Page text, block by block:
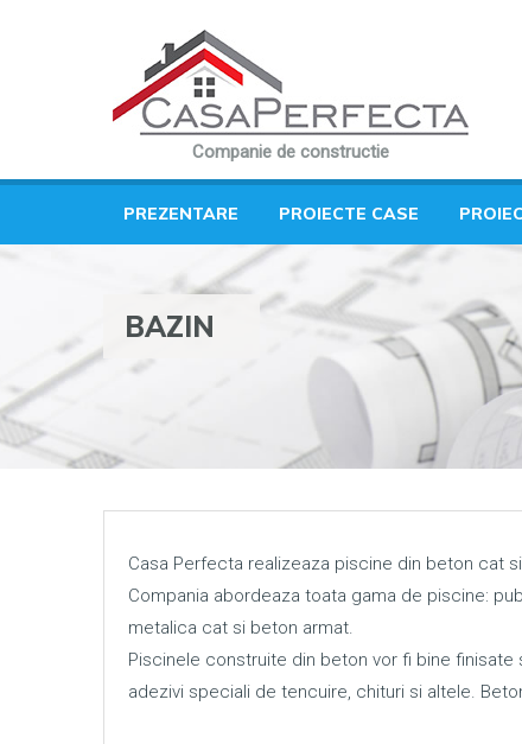
Companie de constructie
PREZENTARE PROIECTE CASE
BAZIN
Casa Perfecta realizeaza piscine din beton cat
Compania abordeaza toata gama de piscine:
metalica cat si beton armat.
Piscinele construite din beton vor fi bine
adezivi speciali de tencuire, chituri si altele.